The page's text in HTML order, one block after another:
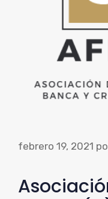
febrero 19, 2021